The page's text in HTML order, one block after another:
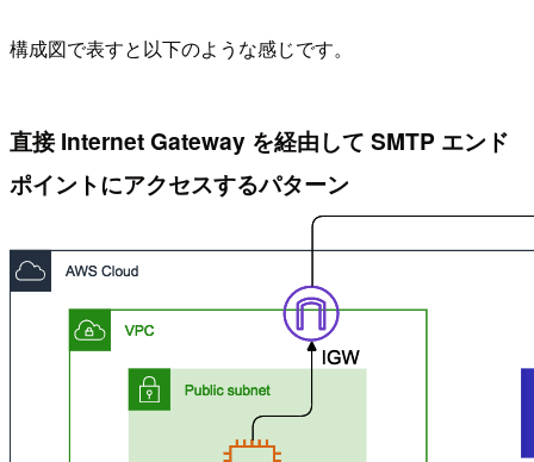
構成図で表すと以下のような感じです。
直接 Internet Gateway を経由して SMTP エンド
ポイントにアクセスするパターン